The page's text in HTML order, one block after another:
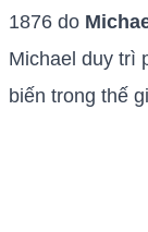
1876 do
Michael duy trì
biến trong thế